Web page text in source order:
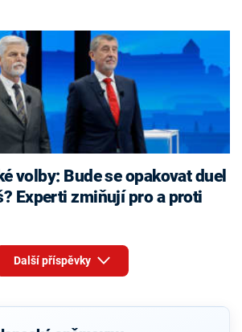
Experti zmiňují pro a proti
Další příspěvky